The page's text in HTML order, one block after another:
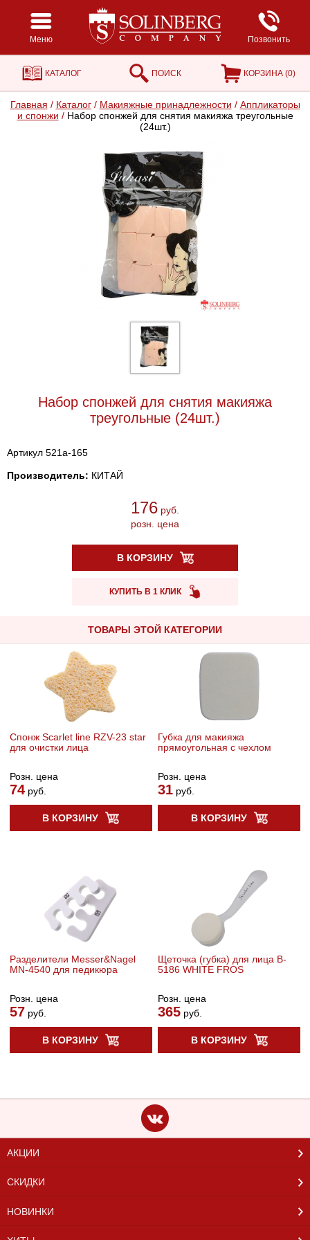
Меню Позвонить
КАТАЛОГ ПОИСК КОРЗИНА (0)
Главная / Каталог / Макияжные принадлежности / Аппликаторы
и спонжи /Набор спонжей для снятия макияжа треугольные
(24шт.)
Набор спонжей для снятия макияжа
треугольные (24шт.)
Артикул 521a-165
Производитель: КИТАЙ
176 руб.
розн. цена
В КОРЗИНУ
КУПИТЬ В 1 КЛИК
ТОВАРЫ ЭТОЙ КАТЕГОРИИ
Спонж Scarlet line RZV-23 star
для очистки лица
Розн. цена
74руб.
В КОРЗИНУ
Губка для макияжа
прямоугольная с чехлом
Розн. цена
31 руб.
В КОРЗИНУ
Разделители Messer&Nagel
MN-4540 для педикюра
Розн. цена
57 руб.
В КОРЗИНУ
Щеточка (губка) для лица B-
5186 WHITE FROS
Розн. цена
365 руб.
В КОРЗИНУ
АКЦИИ
СКИДКИ
НОВИНКИ